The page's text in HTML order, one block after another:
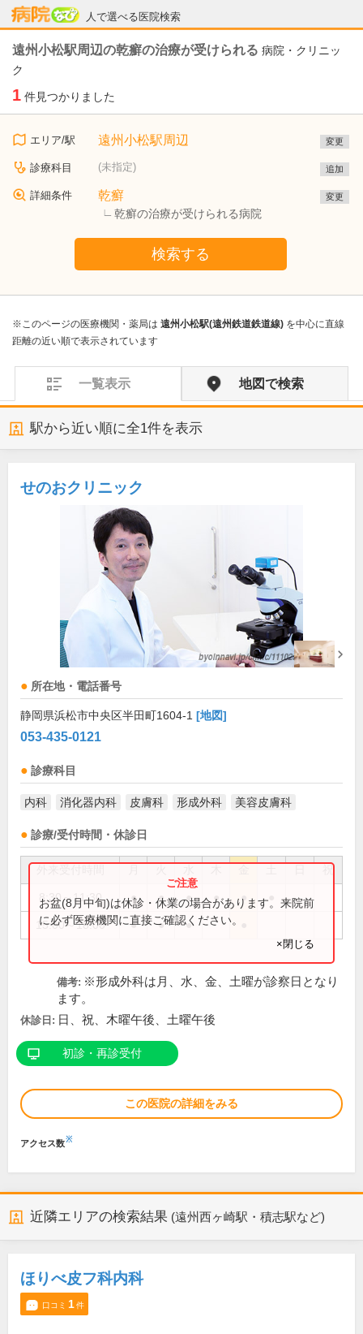
人で選べる医院検索
病院なび
遠州小松駅周辺の乾癬の治療が受けられる 病院・クリニッ
ク
1 件見つかりました
エリア/駅 遠州小松駅周辺 変更
診療科目 (未指定) 追加
詳細条件 乾癬
乾癬の治療が受けられる病院
変更
検索する
※このページの医療機関・薬局は 遠州小松駅(遠州鉄道鉄道線) を中心に直線
距離の近い順で表示されています
一覧表示 地図で検索
駅から近い順に全1件を表示
せのおクリニック
所在地・電話番号
静岡県浜松市中央区半田町1604-1 [地図]
053-435-0121
診療科目
内科 消化器内科 皮膚科 形成外科 美容皮膚科
診療/受付時間・休診日
祝
8:30～11:30 ● ● ● ● ●
15:00～18:00 ● ● ●
お盆(8月中旬)は休診・休業の場合があります。来院前
に必ず医療機関に直接ご確認ください。
×閉じる
備考: ※形成外科は月、水、金、土曜が診察日となり
ます。
休診日: 日、祝、木曜午後、土曜午後
初診・再診受付
この医院の詳細をみる
アクセス数※
近隣エリアの検索結果 (遠州西ヶ崎駅・積志駅など)
ほりべ皮フ科内科
口コミ 1件